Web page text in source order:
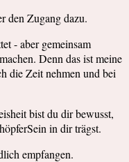
den Zugang dazu.
- aber gemeinsam
Denn das ist meine
die Zeit nehmen und bei
bist du dir bewusst,
in dir trägst.
empfangen.